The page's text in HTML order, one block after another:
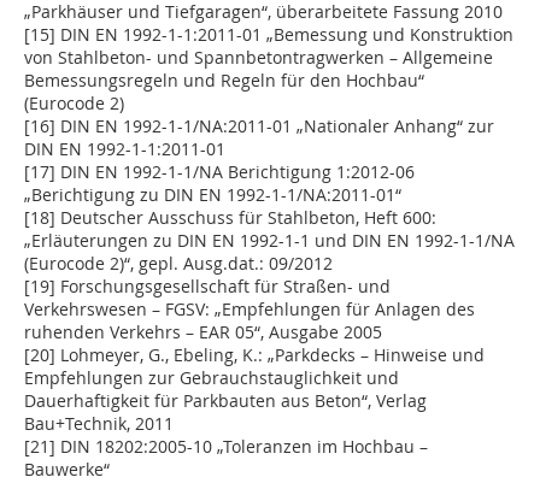
„Parkhäuser und Tiefgaragen“, überarbeitete Fassung 2010
[15] DIN EN 1992-1-1:2011-01 „Bemessung und Konstruktion
von Stahlbeton- und Spannbetontragwerken – Allgemeine
Bemessungsregeln und Regeln für den Hochbau“
(Eurocode 2)
[16] DIN EN 1992-1-1/NA:2011-01 „Nationaler Anhang“ zur
DIN EN 1992-1-1:2011-01
[17] DIN EN 1992-1-1/NA Berichtigung 1:2012-06
„Berichtigung zu DIN EN 1992-1-1/NA:2011-01“
[18] Deutscher Ausschuss für Stahlbeton, Heft 600:
„Erläuterungen zu DIN EN 1992-1-1 und DIN EN 1992-1-1/NA
(Eurocode 2)“, gepl. Ausg.dat.: 09/2012
[19] Forschungsgesellschaft für Straßen- und
Verkehrswesen – FGSV: „Empfehlungen für Anlagen des
ruhenden Verkehrs – EAR 05“, Ausgabe 2005
[20] Lohmeyer, G., Ebeling, K.: „Parkdecks – Hinweise und
Empfehlungen zur Gebrauchstauglichkeit und
Dauerhaftigkeit für Parkbauten aus Beton“, Verlag
Bau+Technik, 2011
[21] DIN 18202:2005-10 „Toleranzen im Hochbau –
Bauwerke“